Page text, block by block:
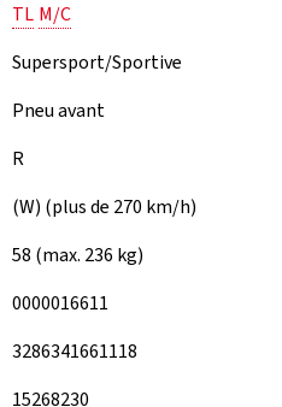
TL M/C
Supersport/Sportive
Pneu avant
R
(W) (plus de 270 km/h)
58 (max. 236 kg)
0000016611
3286341661118
15268230